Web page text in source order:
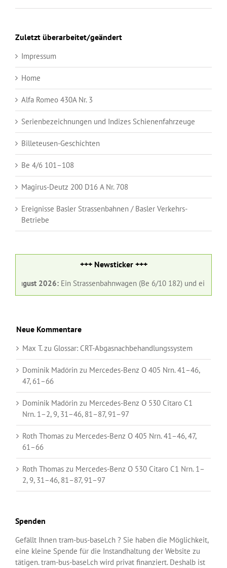
Zuletzt überarbeitet/geändert
Impressum
Home
Alfa Romeo 430A Nr. 3
Serienbezeichnungen und Indizes Schienenfahrzeuge
Billeteusen-Geschichten
Be 4/6 101–108
Magirus-Deutz 200 D16 A Nr. 708
Ereignisse Basler Strassenbahnen / Basler Verkehrs-
Betriebe
+++ Newsticker +++
2026:Ein Strassenbahnwagen (Be 6/10 182) und ein
Neue Kommentare
Max T.zu Glossar: CRT-Abgasnachbehandlungssystem
Dominik Madörin zu Mercedes-Benz O 405 Nrn. 41–46,
47, 61–66
Dominik Madörin zu Mercedes-Benz O 530 Citaro C1
Nrn. 1–2, 9, 31–46, 81–87, 91–97
Roth Thomas zu Mercedes-Benz O 405 Nrn. 41–46, 47,
61–66
Roth Thomas zu Mercedes-Benz O 530 Citaro C1 Nrn. 1–
2, 9, 31–46, 81–87, 91–97
Spenden
Gefällt Ihnen tram-bus-basel.ch ? Sie haben die Möglichkeit,
eine kleine Spende für die Instandhaltung der Website zu
tätigen. tram-bus-basel.ch wird privat finanziert. Deshalb ist